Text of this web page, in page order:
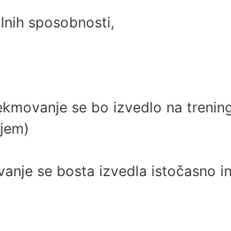
sposobnosti,
se bo izvedlo na
se bosta izvedla istočasno in